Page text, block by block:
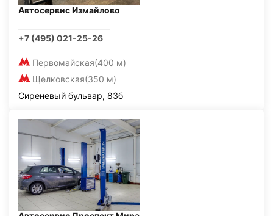
Автосервис Измайлово
+7 (495) 021-25-26
Первомайская(400 м)
Щелковская(350 м)
Сиреневый бульвар, 83б